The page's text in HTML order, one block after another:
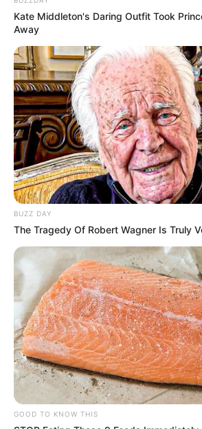
população regional mais um canal de
Política de Privacidade
Política de Uso
Anuncie
Fale Conosco
Expediente
Últimas Notícias
CAIXA e iFood
motos e bicicletas
entregadores
AME Assis amplia
com inovação e
Kate Middleton's Daring Outfit Took
Away
BUZZ DAY
The Tragedy Of Robert Wagner Is Truly
GOOD TO KNOW THIS